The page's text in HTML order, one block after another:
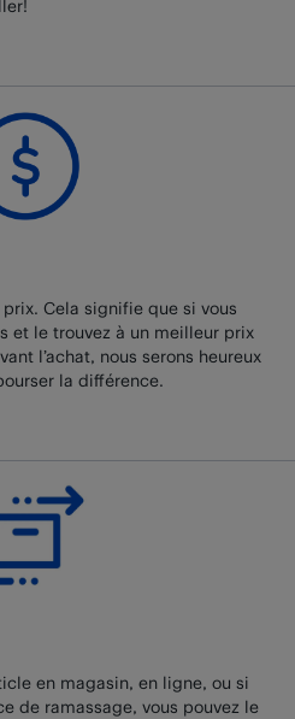
Cela signifie que si vous
et le trouvez à un meilleur prix
l’achat, nous serons heureux
la différence.
en magasin, en ligne, ou si
de ramassage, vous pouvez le